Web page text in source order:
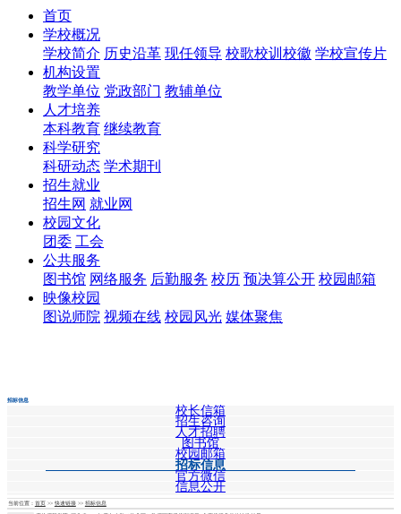
首页
学校概况
学校简介 历史沿革 现任领导 校歌校训校徽 学校宣传片
机构设置
教学单位 党政部门 教辅单位
人才培养
本科教育 继续教育
科学研究
科研动态 学术期刊
招生就业
招生网 就业网
校园文化
团委 工会
公共服务
图书馆 网络服务 后勤服务 校历 预决算公开 校园邮箱
映像校园
图说师院 视频在线 校园风光 媒体聚焦
招标信息
校长信箱
招生咨询
人才招聘
图书馆
校园邮箱
招标信息
官方微信
信息公开
校长信箱
当前位置： 首页>> 快速链接>> 招标信息